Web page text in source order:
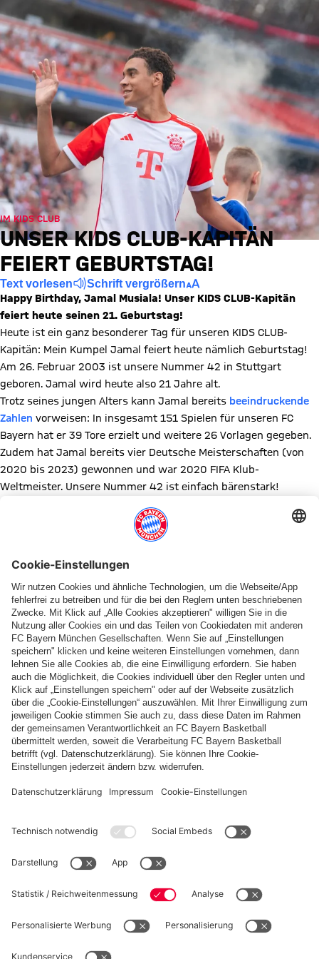
IM KIDS CLUB
UNSER KIDS CLUB-KAPITÄN
FEIERT GEBURTSTAG!
Text vorlesen Schrift vergrößern
Happy Birthday, Jamal Musiala! Unser KIDS CLUB-Kapitän
feiert heute seinen 21. Geburtstag!
Heute ist ein ganz besonderer Tag für unseren KIDS CLUB-
Kapitän: Mein Kumpel Jamal feiert heute nämlich Geburtstag!
Am 26. Februar 2003 ist unsere Nummer 42 in Stuttgart
geboren. Jamal wird heute also 21 Jahre alt.
Trotz seines jungen Alters kann Jamal bereits beeindruckende
Zahlen vorweisen: In insgesamt 151 Spielen für unseren FC
Bayern hat er 39 Tore erzielt und weitere 26 Vorlagen gegeben.
Zudem hat Jamal bereits vier Deutsche Meisterschaften (von
2020 bis 2023) gewonnen und war 2020 FIFA Klub-
Weltmeister. Unsere Nummer 42 ist einfach bärenstark!
vielen tollen Bildern von unserem KIDS CLUB-Kapitän erstellt.
MEMORYSPASS MIT BERNI
Happy Birthday, Jamal!
Ich wünsche meinem Kumpel Jamal alles Gute zu seinem
freuen uns auf viele weitere tolle gemeinsame Erlebnisse mit
unserem KIDS CLUB-Kapitän! Hab einen bärenstarken
Geburtstag, lieber Jamal!
Bis bald, dein Berni!